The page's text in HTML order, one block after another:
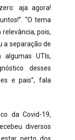
aja agora!
“O tema
pois,
a separação de
UTIs,
desses
e pais”, fala
da Covid-19,
diversos